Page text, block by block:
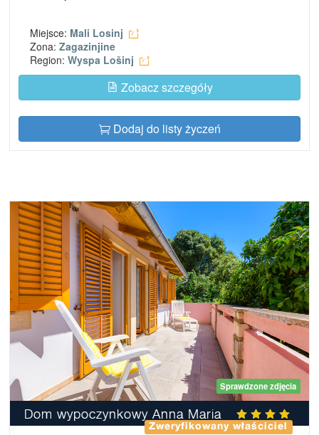
Miejsce: Mali Losinj
Zona: Zagazinjine
Region: Wyspa Lošinj
Zobacz szczegóły
Dodaj do listy życzeń
Sprawdzone zdjęcia
Dom wypoczynkowy Anna Maria
Zweryfikowany właściciel